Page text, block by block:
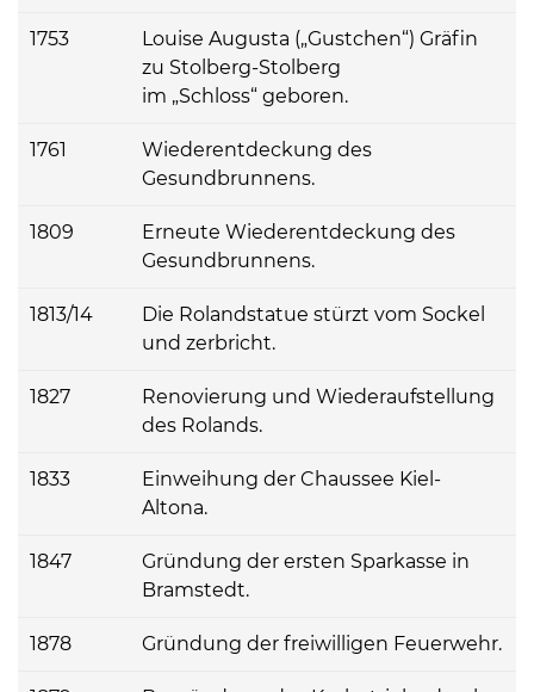
1753
Louise Augusta („Gustchen“) Gräfin
zu Stolberg-Stolberg
im „Schloss“ geboren.
1761
Wiederentdeckung des
Gesundbrunnens.
1809
Erneute Wiederentdeckung des
Gesundbrunnens.
1813/14
Die Rolandstatue stürzt vom Sockel
und zerbricht.
1827
Renovierung und Wiederaufstellung
des Rolands.
1833
Einweihung der Chaussee Kiel-
Altona.
1847
Gründung der ersten Sparkasse in
Bramstedt.
1878 Gründung der freiwilligen Feuerwehr.